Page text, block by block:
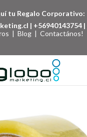
tu Regalo Corporativo:
| +56940143754 |
| Blog | Contactános!